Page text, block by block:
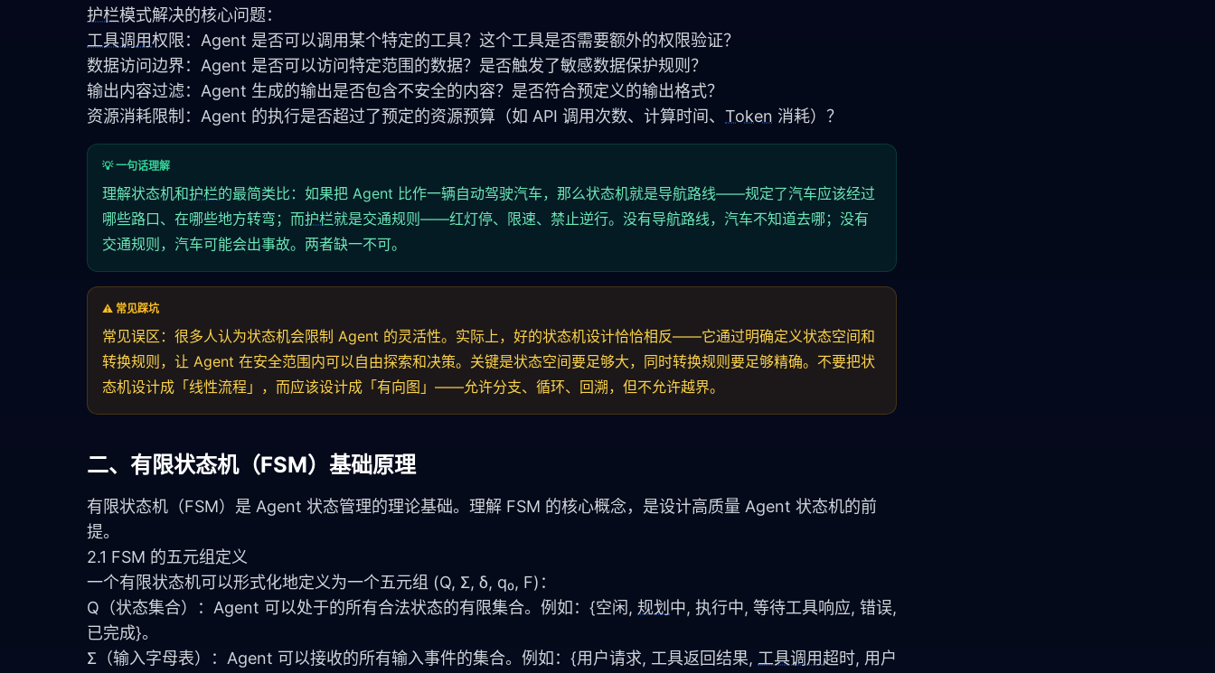
护栏模式解决的核心问题：
工具调用权限：Agent 是否可以调用某个特定的工具？这个工具是否需要额外的权限验证？
数据访问边界：Agent 是否可以访问特定范围的数据？是否触发了敏感数据保护规则？
输出内容过滤：Agent 生成的输出是否包含不安全的内容？是否符合预定义的输出格式？
资源消耗限制：Agent 的执行是否超过了预定的资源预算（如 API 调用次数、计算时间、 Token 消耗）？
💡 一句话理解
理解状态机和护栏的最简类比：如果把 Agent 比作一辆自动驾驶汽车，那么状态机就是导航路线——规定了汽车应该经过
哪些路口、在哪些地方转弯；而护栏就是交通规则——红灯停、限速、禁止逆行。没有导航路线，汽车不知道去哪；没有
交通规则，汽车可能会出事故。两者缺一不可。
⚠️ 常见踩坑
常见误区：很多人认为状态机会限制 Agent 的灵活性。实际上，好的状态机设计恰恰相反——它通过明确定义状态空间和
转换规则，让 Agent 在安全范围内可以自由探索和决策。关键是状态空间要足够大，同时转换规则要足够精确。不要把状
态机设计成「线性流程」，而应该设计成「有向图」——允许分支、循环、回溯，但不允许越界。
二、有限状态机（FSM）基础原理
有限状态机（FSM）是 Agent 状态管理的理论基础。理解 FSM 的核心概念，是设计高质量 Agent 状态机的前
提。
2.1 FSM 的五元组定义
一个有限状态机可以形式化地定义为一个五元组 (Q, Σ, δ, q₀, F)：
Q（状态集合）：Agent 可以处于的所有合法状态的有限集合。例如：{空闲, 规划 中, 执行中, 等待工具响应, 错误,
已完成}。
Σ（输入字母表）：Agent 可以接收的所有输入事件的集合。例如：{用户请求, 工具返回结果, 工具调用超时, 用户